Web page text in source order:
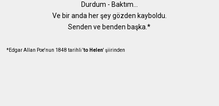
Durdum - Baktım...
Ve bir anda her şey gözden kayboldu.
Senden ve benden başka.*
*Edgar Allan Poe'nun 1848 tarihli 'to Helen' şiirinden